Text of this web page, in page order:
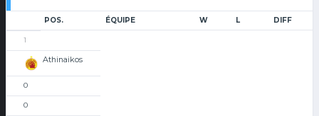
POS. ÉQUIPE W L DIFF
1
Athinaikos
0
0